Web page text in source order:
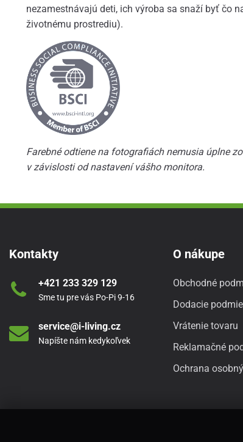
nezamestnávajú deti, ich výroba sa snaží byť čo
životnému prostrediu).
Farebné odtiene na fotografiách nemusia úplne
v závislosti od nastavení vášho monitora.
Kontakty
+421 233 329 129
Sme tu pre vás Po-Pi 9-16
service@i-living.cz
Napíšte nám kedykoľvek
O nákupe
Obchodné
Dodacie
Vrátenie tovaru
Reklamačné
Ochrana